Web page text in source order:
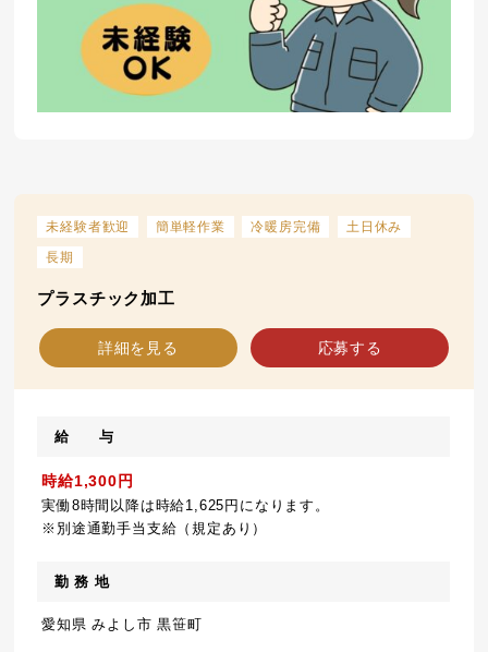
未経験者歓迎 簡単軽作業 冷暖房完備
土日休み
長期
プラスチック加工
詳細を見る 応募する
給 与
時給1,300円
実働8時間以降は時給1,625円になります。
※別途通勤手当支給（規定あり）
勤 務 地
愛知県 みよし市 黒笹町